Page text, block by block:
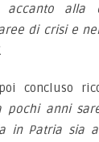
accanto alla
di crisi e
concluso
pochi anni
in Patria sia